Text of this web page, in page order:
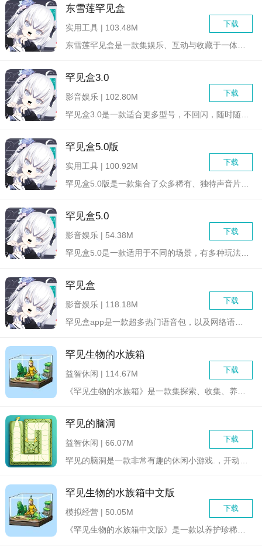
东雪莲罕见盒
下载
实用工具 | 103.48M
罕见盒3.0
下载
影音娱乐 | 102.80M
罕见盒5.0版
下载
实用工具 | 100.92M
罕见盒5.0
下载
影音娱乐 | 54.38M
罕见盒
下载
影音娱乐 | 118.18M
罕见生物的水族箱
下载
益智休闲 | 114.67M
罕见的脑洞
下载
益智休闲 | 66.07M
罕见生物的水族箱中文版
下载
模拟经营 | 50.05M